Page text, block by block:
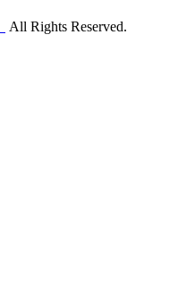
All Rights Reserved.